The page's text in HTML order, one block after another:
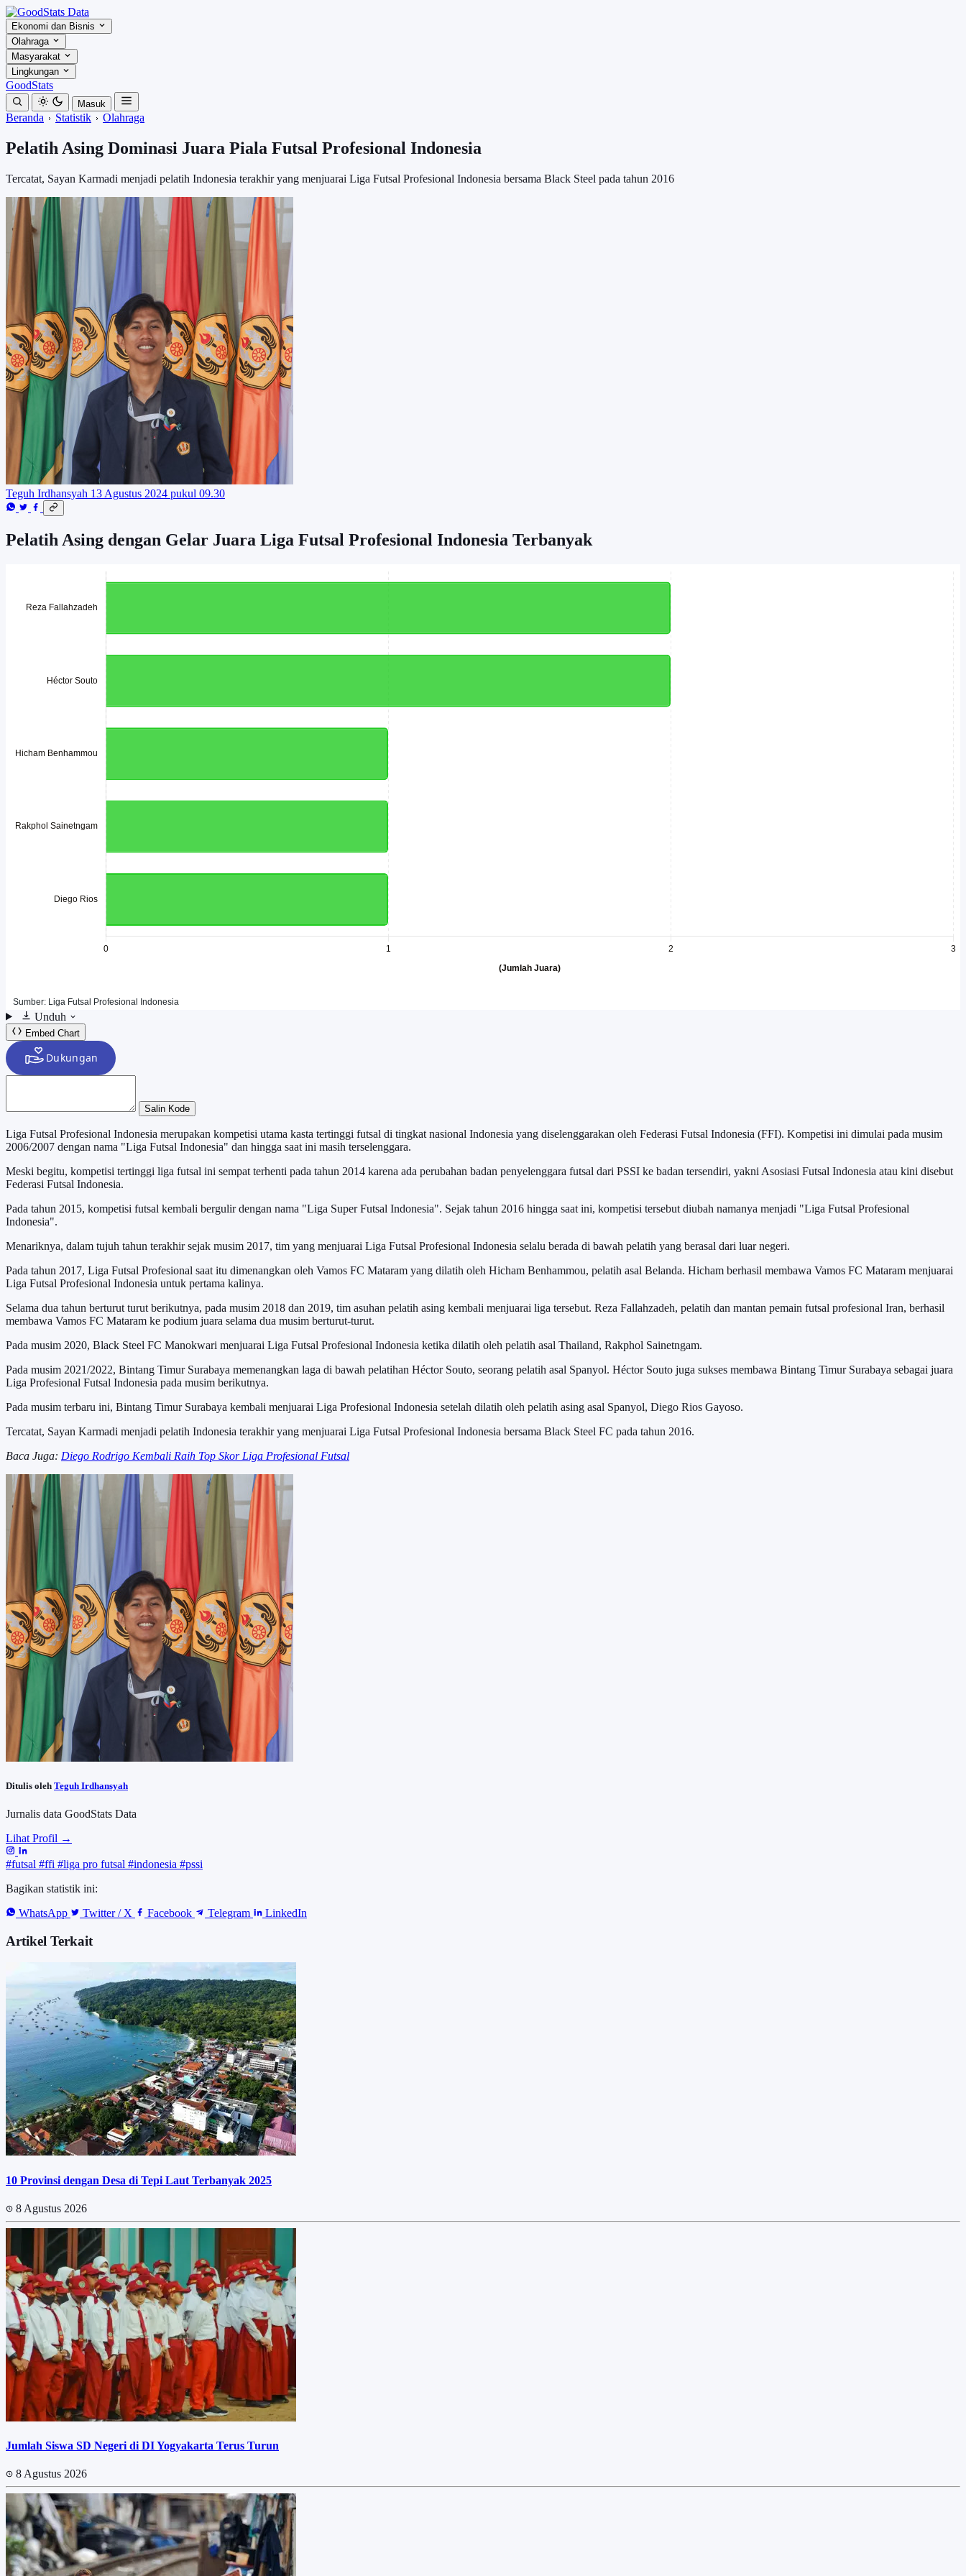
Ekonomi dan Bisnis
Olahraga
Masyarakat
Lingkungan
GoodStats
Masuk
Beranda Statistik Olahraga
Pelatih Asing Dominasi Juara Piala Futsal Profesional Indonesia
Tercatat, Sayan Karmadi menjadi pelatih Indonesia terakhir yang menjuarai Liga Futsal Profesional Indonesia bersama Black Steel pada tahun 2016
Teguh Irdhansyah 13 Agustus 2024 pukul 09.30
Pelatih Asing dengan Gelar Juara Liga Futsal Profesional Indonesia Terbanyak
Unduh
Embed Chart
Salin Kode
Liga Futsal Profesional Indonesia merupakan kompetisi utama kasta tertinggi futsal di tingkat nasional Indonesia yang diselenggarakan oleh Federasi Futsal Indonesia (FFI). Kompetisi ini dimulai pada musim
2006/2007 dengan nama "Liga Futsal Indonesia" dan hingga saat ini masih terselenggara.
Meski begitu, kompetisi tertinggi liga futsal ini sempat terhenti pada tahun 2014 karena ada perubahan badan penyelenggara futsal dari PSSI ke badan tersendiri, yakni Asosiasi Futsal Indonesia atau kini disebut
Federasi Futsal Indonesia.
Pada tahun 2015, kompetisi futsal kembali bergulir dengan nama "Liga Super Futsal Indonesia". Sejak tahun 2016 hingga saat ini, kompetisi tersebut diubah namanya menjadi "Liga Futsal Profesional
Indonesia".
Menariknya, dalam tujuh tahun terakhir sejak musim 2017, tim yang menjuarai Liga Futsal Profesional Indonesia selalu berada di bawah pelatih yang berasal dari luar negeri.
Pada tahun 2017, Liga Futsal Profesional saat itu dimenangkan oleh Vamos FC Mataram yang dilatih oleh Hicham Benhammou, pelatih asal Belanda. Hicham berhasil membawa Vamos FC Mataram menjuarai
Liga Futsal Profesional Indonesia untuk pertama kalinya.
Selama dua tahun berturut turut berikutnya, pada musim 2018 dan 2019, tim asuhan pelatih asing kembali menjuarai liga tersebut. Reza Fallahzadeh, pelatih dan mantan pemain futsal profesional Iran, berhasil
membawa Vamos FC Mataram ke podium juara selama dua musim berturut-turut.
Pada musim 2020, Black Steel FC Manokwari menjuarai Liga Futsal Profesional Indonesia ketika dilatih oleh pelatih asal Thailand, Rakphol Sainetngam.
Pada musim 2021/2022, Bintang Timur Surabaya memenangkan laga di bawah pelatihan Héctor Souto, seorang pelatih asal Spanyol. Héctor Souto juga sukses membawa Bintang Timur Surabaya sebagai juara
Liga Profesional Futsal Indonesia pada musim berikutnya.
Pada musim terbaru ini, Bintang Timur Surabaya kembali menjuarai Liga Profesional Indonesia setelah dilatih oleh pelatih asing asal Spanyol, Diego Rios Gayoso.
Tercatat, Sayan Karmadi menjadi pelatih Indonesia terakhir yang menjuarai Liga Futsal Profesional Indonesia bersama Black Steel FC pada tahun 2016.
Baca Juga: Diego Rodrigo Kembali Raih Top Skor Liga Profesional Futsal
Ditulis oleh Teguh Irdhansyah
Jurnalis data GoodStats Data
Lihat Profil →
#futsal #ffi #liga pro futsal #indonesia #pssi
Bagikan statistik ini:
WhatsApp
Twitter / X Facebook Telegram LinkedIn
Artikel Terkait
10 Provinsi dengan Desa di Tepi Laut Terbanyak 2025
8 Agustus 2026
Jumlah Siswa SD Negeri di DI Yogyakarta Terus Turun
8 Agustus 2026